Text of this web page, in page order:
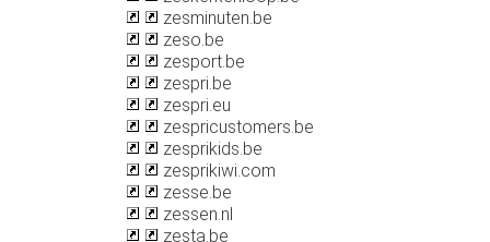
zesminuten.be
zeso.be
zesport.be
zespri.be
zespri.eu
zespricustomers.be
zesprikids.be
zesprikiwi.com
zesse.be
zessen.nl
zesta.be